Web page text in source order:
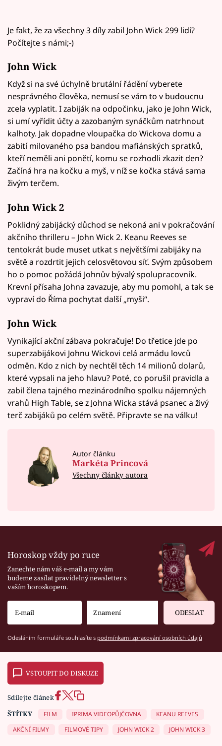
Je fakt, že za všechny 3 díly zabil John Wick 299 lidí?
Počítejte s námi;-)
John Wick
Když si na své úchylně brutální řádění vyberete
nesprávného člověka, nemusí se vám to v budoucnu
zcela vyplatit. I zabiják na odpočinku, jako je John Wick,
si umí vyřídit účty a zazobaným synáčkům natrhnout
kalhoty. Jak dopadne vloupačka do Wickova domu a
zabití milovaného psa bandou mafiánských spratků,
kteří neměli ani ponětí, komu se rozhodli zkazit den?
Začíná hra na kočku a myš, v níž se kočka stává sama
živým terčem.
John Wick 2
Poklidný zabijácký důchod se nekoná ani v pokračování
akčního thrilleru – John Wick 2. Keanu Reeves se
tentokrát bude muset utkat s největšími zabijáky na
světě a rozdrtit jejich celosvětovou síť. Svým způsobem
ho o pomoc požádá Johnův bývalý spolupracovník.
Krevní přísaha Johna zavazuje, aby mu pomohl, a tak se
vypraví do Říma pochytat další „myši“.
John Wick
Vynikající akční zábava pokračuje! Do třetice jde po
superzabijákovi Johnu Wickovi celá armádu lovců
odměn. Kdo z nich by nechtěl těch 14 milionů dolarů,
které vypsali na jeho hlavu? Poté, co porušil pravidla a
zabil člena tajného mezinárodního spolku nájemných
vrahů High Table, se z Johna Wicka stává psanec a živý
terč zabijáků po celém světě. Připravte se na válku!
Autor článku
Markéta Princová
Všechny články autora
Horoskop vždy po ruce
Zanechte nám váš e-mail a my vám
budeme zasílat pravidelný newsletter s
vaším horoskopem.
ODESLAT
Odesláním formuláře souhlasíte s podmínkami zpracování osobních údajů
VSTOUPIT DO DISKUZE
Sdílejte článek
ŠTÍTKY
FILM IPRIMA VIDEOPŮJČOVNA
KEANU REEVES
AKČNÍ FILMY
FILMOVÉ TIPY JOHN WICK 2 JOHN WICK 3